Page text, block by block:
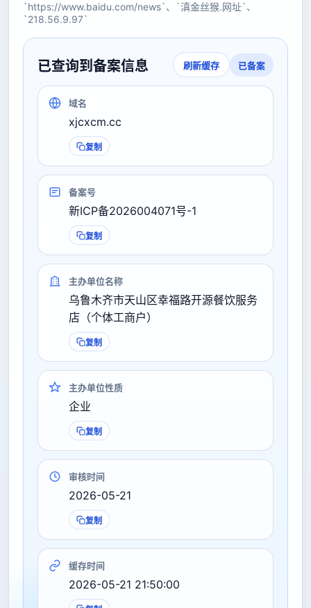
`https://www.baidu.com/news`、`滇金丝猴.网址`、
`218.56.9.97`
已查询到备案信息 刷新缓存 已备案
域名
xjcxcm.cc
复制
备案号
新ICP备2026004071号-1
复制
主办单位名称
乌鲁木齐市天山区幸福路开源餐饮服务
店（个体工商户）
复制
主办单位性质
企业
复制
审核时间
2026-05-21
复制
缓存时间
2026-05-21 21:50:00